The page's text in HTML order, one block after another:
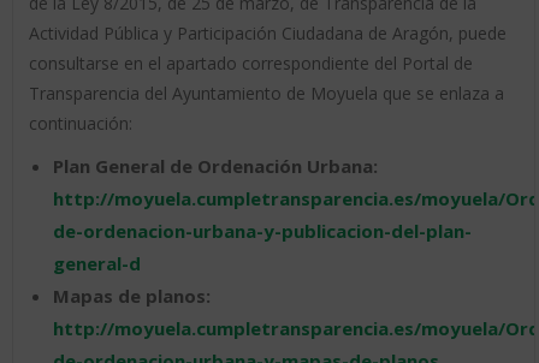
Actividad Pública y Participación Ciudadana de Aragón, puede
consultarse en el apartado correspondiente del Portal de
Transparencia del Ayuntamiento de Moyuela que se enlaza a
continuación:
Plan General de Ordenación Urbana:
http://moyuela.cumpletransparencia.es/moyuela/
de-ordenacion-urbana-y-publicacion-del-plan-
general-d
Mapas de planos:
http://moyuela.cumpletransparencia.es/moyuela/